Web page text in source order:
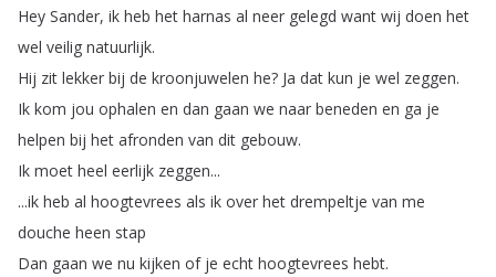
Hey Sander, ik heb het harnas al neer gelegd want wij doen het
wel veilig natuurlijk.
Hij zit lekker bij de kroonjuwelen he? Ja dat kun je wel zeggen.
Ik kom jou ophalen en dan gaan we naar beneden en ga je
helpen bij het afronden van dit gebouw.
Ik moet heel eerlijk zeggen...
...ik heb al hoogtevrees als ik over het drempeltje van me
douche heen stap
Dan gaan we nu kijken of je echt hoogtevrees hebt.